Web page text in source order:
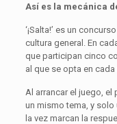
Así es la mecánica de
‘¡Salta!’ es un
cultura general. En
que participan cinco
al que se opta en cada
Al arrancar el juego,
un mismo tema, y
la vez marcan la